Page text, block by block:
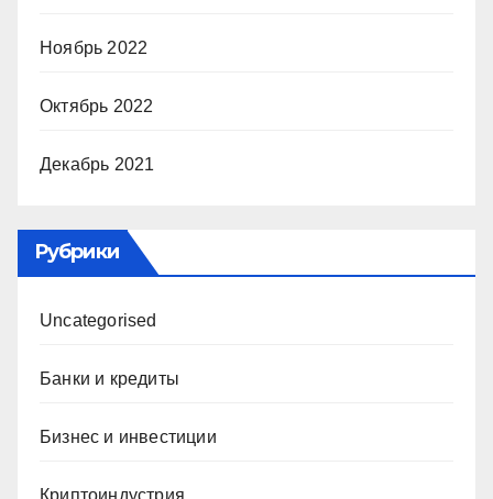
Ноябрь 2022
Октябрь 2022
Декабрь 2021
Рубрики
Uncategorised
Банки и кредиты
Бизнес и инвестиции
Криптоиндустрия